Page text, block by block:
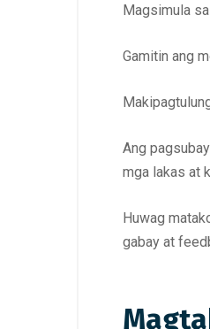
Magsimula
Gamitin ang
Ang
mga lakas at
Huwag
gabay at